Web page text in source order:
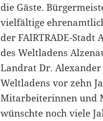
die Gäste.
vielfältige
der FAIRTRADE-
des Weltladens
Landrat Dr.
Weltladens vor zehn
Mitarbeiterinnen und
wünschte noch viele